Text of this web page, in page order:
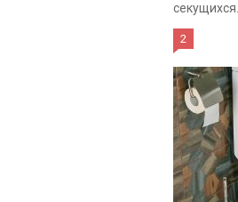
секущихся...
2